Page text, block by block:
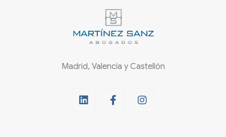
Madrid, Valencia y Castellón